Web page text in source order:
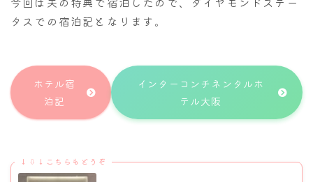
タスでの宿泊記となります。
ホテル宿
泊記
インターコンチネンタルホ
テル大阪
↓⇩↓こちらもどうぞ